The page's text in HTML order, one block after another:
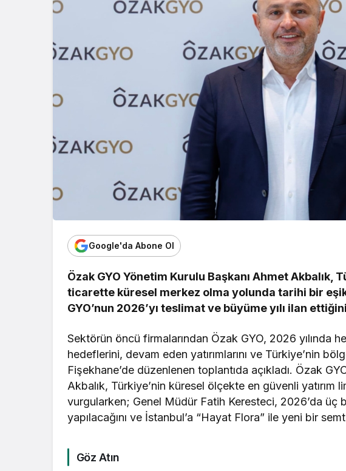
Google'da Abone Ol
Özak GYO Yönetim Kurulu Başkanı Ahmet Akbalık,
ticarette küresel merkez olma yolunda tarihi bir
GYO’nun 2026’yı teslimat ve büyüme yılı ilan
Sektörün öncü firmalarından Özak GYO, 2026 yılında
hedeflerini, devam eden yatırımlarını ve Türkiye’nin
Fişekhane’de düzenlenen toplantıda açıkladı. Özak
Akbalık, Türkiye’nin küresel ölçekte en güvenli yatırım
vurgularken; Genel Müdür Fatih Keresteci, 2026’da üç
yapılacağını ve İstanbul’a “Hayat Flora” ile yeni bir
Göz Atın